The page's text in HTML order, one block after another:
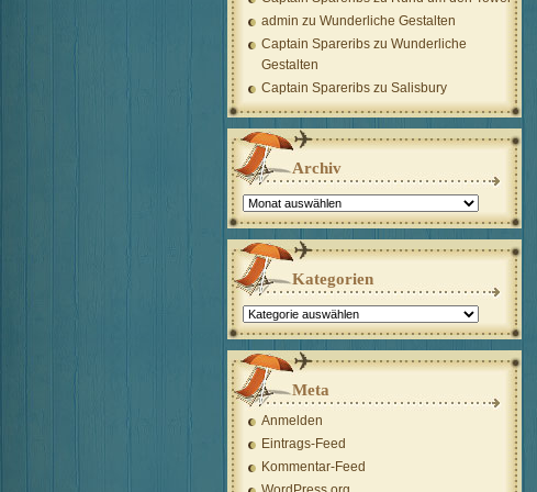
admin zu Wunderliche Gestalten
Captain Spareribs zu Wunderliche
Gestalten
Captain Spareribs zu Salisbury
Archiv
Archiv
Kategorien
Kategorien
Meta
Anmelden
Eintrags-Feed
Kommentar-Feed